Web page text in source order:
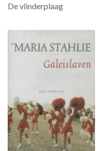
De vlinderplaag